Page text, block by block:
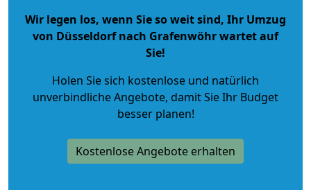
Wir legen los, wenn Sie so weit sind, Ihr Umzug
von Düsseldorf nach Grafenwöhr wartet auf
Sie!
Holen Sie sich kostenlose und natürlich
unverbindliche Angebote, damit Sie Ihr Budget
besser planen!
Kostenlose Angebote erhalten